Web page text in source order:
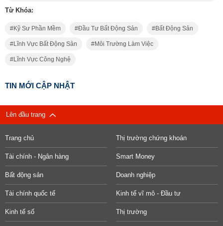
Từ Khóa:
Kỹ Sư Phần Mềm Đầu Tư Bất Động Sản Bất Động Sản
Lĩnh Vực Bất Động Sản Môi Trường Làm Việc
Lĩnh Vực Công Nghệ
TIN MỚI CẬP NHẬT
Lên đầu trang
Trang chủ Thị trường chứng khoán
Tài chính - Ngân hàng Smart Money
Bất động sản Doanh nghiệp
Tài chính quốc tế Kinh tế vĩ mô - Đầu tư
Kinh tế số Thị trường